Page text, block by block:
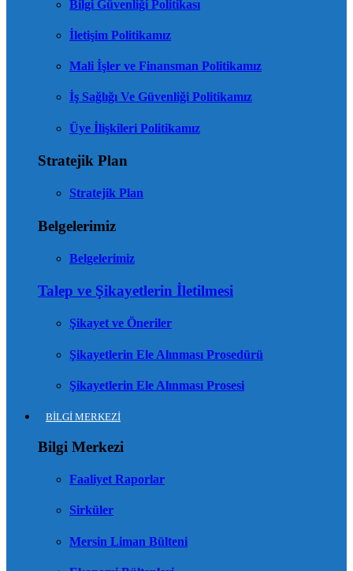
Bilgi Güvenliği Politikası
İletişim Politikamız
Mali İşler ve Finansman Politikamız
İş Sağlığı Ve Güvenliği Politikamız
Üye İlişkileri Politikamız
Stratejik Plan
Stratejik Plan
Belgelerimiz
Belgelerimiz
Talep ve Şikayetlerin İletilmesi
Şikayet ve Öneriler
Şikayetlerin Ele Alınması Prosedürü
Şikayetlerin Ele Alınması Prosesi
BİLGİ MERKEZİ
Bilgi Merkezi
Faaliyet Raporlar
Sirküler
Mersin Liman Bülteni